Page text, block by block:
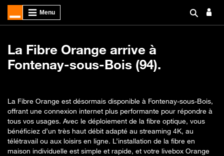
La Fibre Orange arrive à
Fontenay-sous-Bois (94).
La Fibre Orange est désormais disponible à Fontenay-sous-Bois,
offrant une connexion internet plus performante pour répondre à
tous vos usages. Avec le déploiement de la fibre optique, vous
bénéficiez d’un très haut débit adapté au streaming 4K, au
télétravail ou aux loisirs en ligne. L’installation de la fibre en
maison individuelle est simple et rapide, et votre livebox Orange